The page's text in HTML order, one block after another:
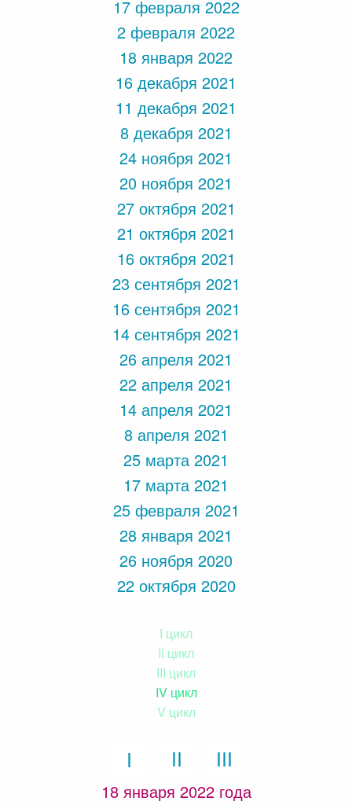
17 февраля 2022
2 февраля 2022
18 января 2022
16 декабря 2021
11 декабря 2021
8 декабря 2021
24 ноября 2021
20 ноября 2021
27 октября 2021
21 октября 2021
16 октября 2021
23 сентября 2021
16 сентября 2021
14 сентября 2021
26 апреля 2021
22 апреля 2021
14 апреля 2021
8 апреля 2021
25 марта 2021
17 марта 2021
25 февраля 2021
28 января 2021
26 ноября 2020
22 октября 2020
I цикл
II цикл
III цикл
IV цикл
V цикл
18 января 2022 года